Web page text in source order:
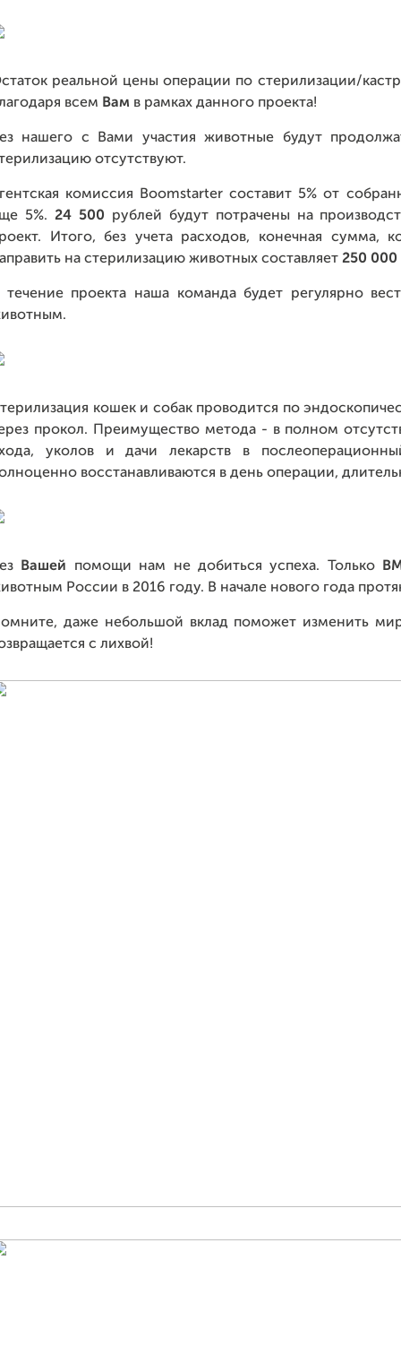
реальной цены операции по стерилизации/
всем Вам в рамках данного проекта!
нашего с Вами участия животные будут
отсутствуют.
комиссия Boomstarter составит 5% от
5%. 24 500 рублей будут потрачены на
Итого, без учета расходов, конечная
на стерилизацию животных составляет 250 000
течение проекта наша команда будет регулярно
кошек и собак проводится по
прокол. Преимущество метода - в полном
уколов и дачи лекарств в
восстанавливаются в день операции,
Вашей помощи нам не добиться успеха. Только
России в 2016 году. В начале нового года
даже небольшой вклад поможет изменить
с лихвой!